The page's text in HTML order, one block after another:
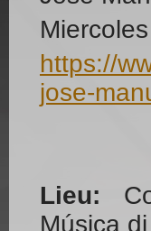
https://
jose-
Lieu:
Música